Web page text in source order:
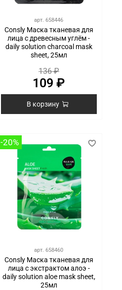
арт.658446
Consly Маска тканевая для
лица с древесным углём -
daily solution charcoal mask
sheet, 25мл
136 ₽
109 ₽
В корзину
-20%
арт.658460
Consly Маска тканевая для
лица с экстрактом алоэ -
daily solution aloe mask sheet,
25мл